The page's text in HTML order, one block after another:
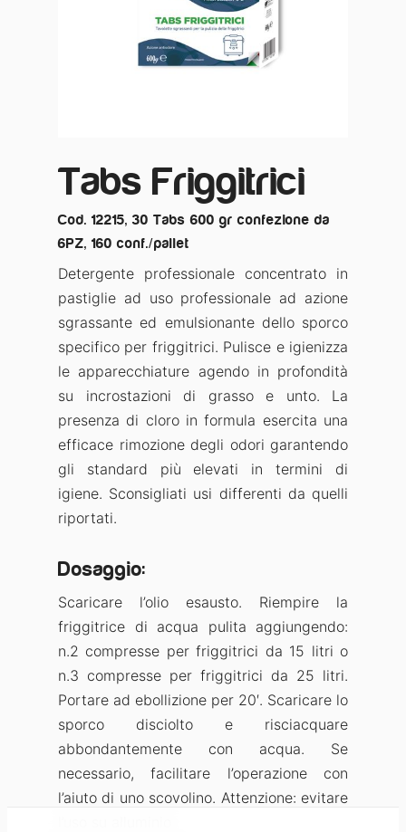
Tabs Friggitrici
Cod. 12215, 30 Tabs 600 gr confezione da
6PZ, 160 conf./pallet
Detergente professionale concentrato in
pastiglie ad uso professionale ad azione
sgrassante ed emulsionante dello sporco
specifico per friggitrici. Pulisce e igienizza
le apparecchiature agendo in profondità
su incrostazioni di grasso e unto. La
presenza di cloro in formula esercita una
efficace rimozione degli odori garantendo
gli standard più elevati in termini di
igiene. Sconsigliati usi differenti da quelli
riportati.
Dosaggio:
Scaricare l’olio esausto. Riempire la
friggitrice di acqua pulita aggiungendo:
n.2 compresse per friggitrici da 15 litri o
n.3 compresse per friggitrici da 25 litri.
Portare ad ebollizione per 20′. Scaricare lo
sporco disciolto e risciacquare
abbondantemente con acqua. Se
necessario, facilitare l’operazione con
l’aiuto di uno scovolino. Attenzione: evitare